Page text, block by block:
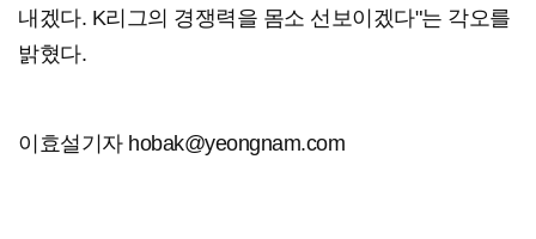
내겠다. K리그의 경쟁력을 몸소 선보이겠다"는 각오를
밝혔다.
이효설기자 hobak@yeongnam.com